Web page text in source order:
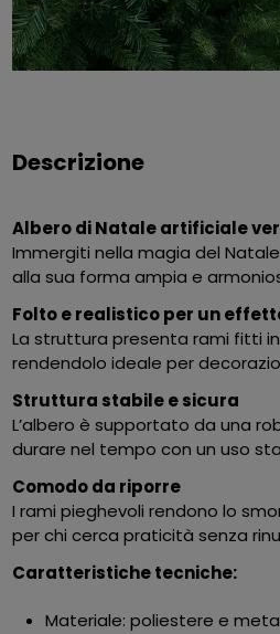
Descrizione
Albero di Natale artificiale
Immergiti nella magia del
alla sua forma ampia e
Folto e realistico per un
La struttura presenta rami fitti
rendendolo ideale per
Struttura stabile e sicura
L’albero è supportato da una
durare nel tempo con un uso
Comodo da riporre
I rami pieghevoli rendono lo
per chi cerca praticità senza
Caratteristiche tecniche:
Materiale: poliestere e